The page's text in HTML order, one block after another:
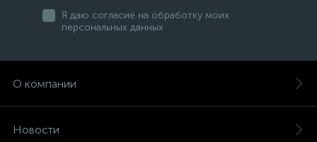
Я даю согласие на обработку моих
персональных данных
О компании
Новости